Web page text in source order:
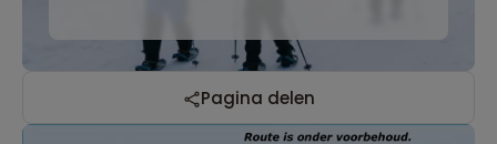
Pagina delen